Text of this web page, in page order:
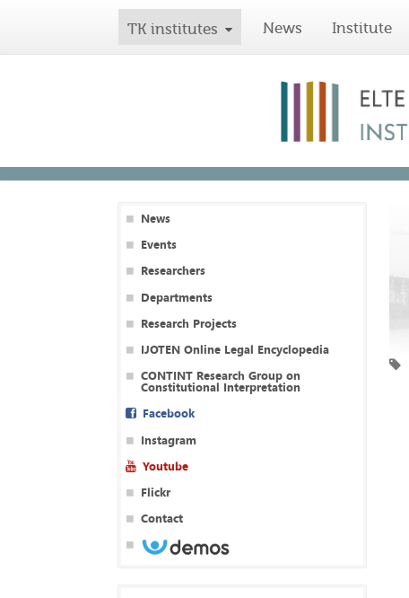
TK institutes News Institute
News
Events
Researchers
Departments
Research Projects
IJOTEN Online Legal Encyclopedia
CONTINT Research Group on
Constitutional Interpretation
Facebook
Instagram
Youtube
Flickr
Contact